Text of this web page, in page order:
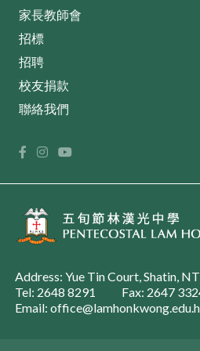
家長教師會
招標
招聘
校友捐款
聯絡我們
Address: Yue Tin Court, Shatin,
Tel: 2648 8291
Fax: 2647
Email: